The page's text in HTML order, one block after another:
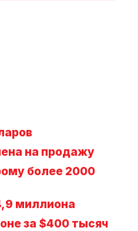
на продажу
более 2000
миллиона
за $400 тысяч